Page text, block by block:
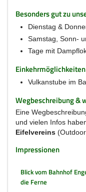
Besonders gut zu
Dienstag &
Samstag, Sonn-
Tage mit
Vulkanstube im
Wegbeschreibung &
Eine
und vielen Infos
Eifelvereins
Impressionen
Blick vom Bahnhof
die Ferne